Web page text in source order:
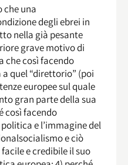
che una
degli ebrei in
nella già pesante
grave motivo di
che così facendo
quel “direttorio” (poi
europee sul quale
gran parte della sua
così facendo
e l’immagine del
e ciò
e credibile il suo